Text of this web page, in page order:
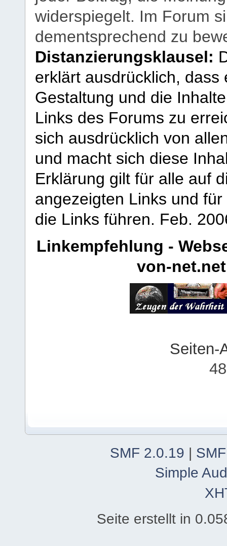
widerspiegelt. Im Forum
dementsprechend zu
Distanzierungsklausel:
erklärt ausdrücklich,
Gestaltung und die
Links des Forums zu
sich ausdrücklich von
und macht sich diese
Erklärung gilt für alle auf
angezeigten Links und
die Links führen. Feb.
Linkempfehlung -
von-net.net
Seiten-
SMF 2.0.19
Simple
Seite erstellt in